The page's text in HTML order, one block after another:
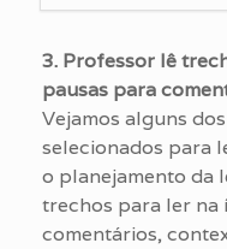
3. Professor lê
pausas para
Vejamos alguns
selecionados para
o planejamento da
trechos para ler na
comentários,